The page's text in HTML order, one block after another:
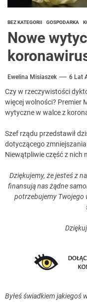
BEZ KATEGORII GOSPODARKA
Nowe
Ewelina Misiaszek 6 Lat
Czy w rzeczywistości
więcej wolności? Premier
wytyczne w walce z
Szef rządu przedstawił
dotyczącego
Niewątpliwie część z nich
Dziękujemy, że jesteś z
finansują nas żądne
potrzebujemy Twojego
Byłeś świadkiem jakiegoś